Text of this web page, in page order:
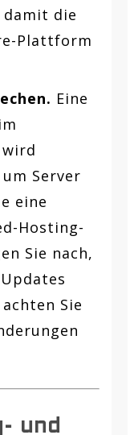
damit die
Plattform
Eine
Server
eine
Hosting-
Sie nach,
Sie
und